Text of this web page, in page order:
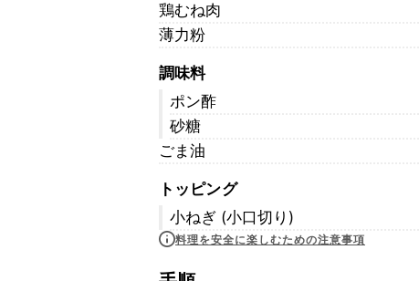
鶏むね肉
薄力粉
調味料
ポン酢
砂糖
ごま油
トッピング
小ねぎ (小口切り)
料理を安全に楽しむための注意事項